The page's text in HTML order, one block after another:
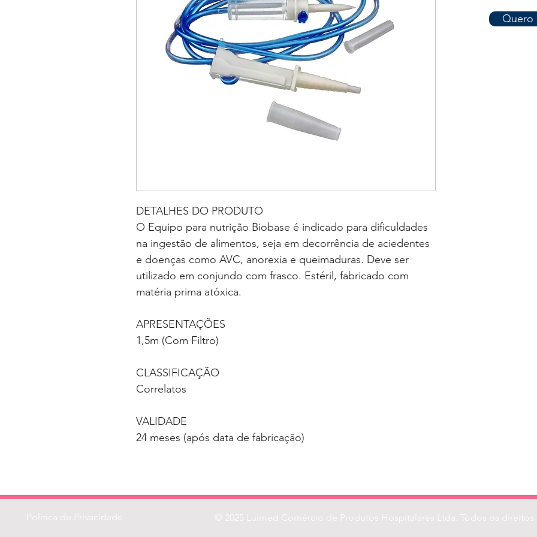
DETALHES DO PRODUTO
O Equipo para nutrição Biobase é indicado para dificuldades
na ingestão de alimentos, seja em decorrência de aciedentes
e doenças como AVC, anorexia e queimaduras. Deve ser
utilizado em conjundo com frasco. Estéril, fabricado com
matéria prima atóxica.
APRESENTAÇÕES
1,5m (Com Filtro)
CLASSIFICAÇÃO
Correlatos
VALIDADE
24 meses (após data de fabricação)
Quero
Politica de Privacidade © 2025 Luimed Comércio de Produtos Hospitalares Ltda. Todos os direitos